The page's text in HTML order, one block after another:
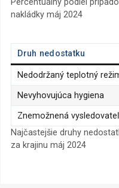
nakládky máj 2024
Druh nedostatku
Nedodržaný teplotný
Nevyhovujúca hygiena
Znemožnená
Najčastejšie druhy
za krajinu máj 2024